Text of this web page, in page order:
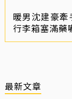
暖男沈建豪
行李箱塞滿藥
最新文章